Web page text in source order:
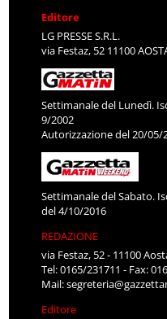
Editore
LG PRESSE S.R.L.
via Festaz, 52 11100
Settimanale del Lunedì.
9/2002
Autorizzazione del 20/05/
Settimanale del Sabato.
del 4/10/2016
REDAZIONE
via Festaz, 52 - 11100
Tel: 0165/231711 - Fax:
Mail:
Editore